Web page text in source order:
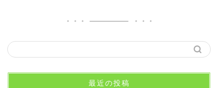
最近の投稿